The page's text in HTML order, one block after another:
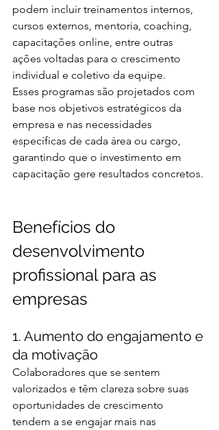
podem incluir treinamentos internos,
cursos externos, mentoria, coaching,
capacitações online, entre outras
ações voltadas para o crescimento
individual e coletivo da equipe.
Esses programas são projetados com
base nos objetivos estratégicos da
empresa e nas necessidades
específicas de cada área ou cargo,
garantindo que o investimento em
capacitação gere resultados concretos.
Benefícios do
desenvolvimento
profissional para as
empresas
1. Aumento do engajamento e
da motivação
Colaboradores que se sentem
valorizados e têm clareza sobre suas
oportunidades de crescimento
tendem a se engajar mais nas